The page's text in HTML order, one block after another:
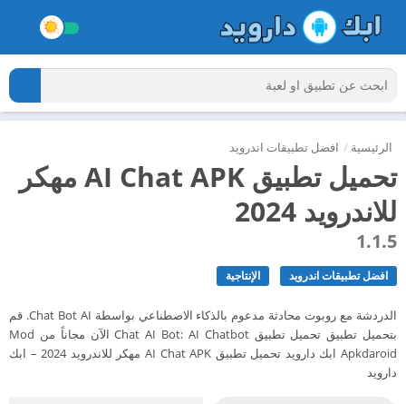
الرئيسية / افضل تطبيقات اندرويد
تحميل تطبيق AI Chat APK مهكر
للاندرويد 2024
1.1.5
افضل تطبيقات اندرويد الإنتاجية
الدردشة مع روبوت محادثة مدعوم بالذكاء الاصطناعي بواسطة Chat Bot AI. قم
بتحميل تطبيق تحميل تطبيق Chat AI Bot: AI Chatbot الآن مجاناً من Mod
Apkdaroid ابك دارويد تحميل تطبيق AI Chat APK مهكر للاندرويد 2024 – ابك
دارويد